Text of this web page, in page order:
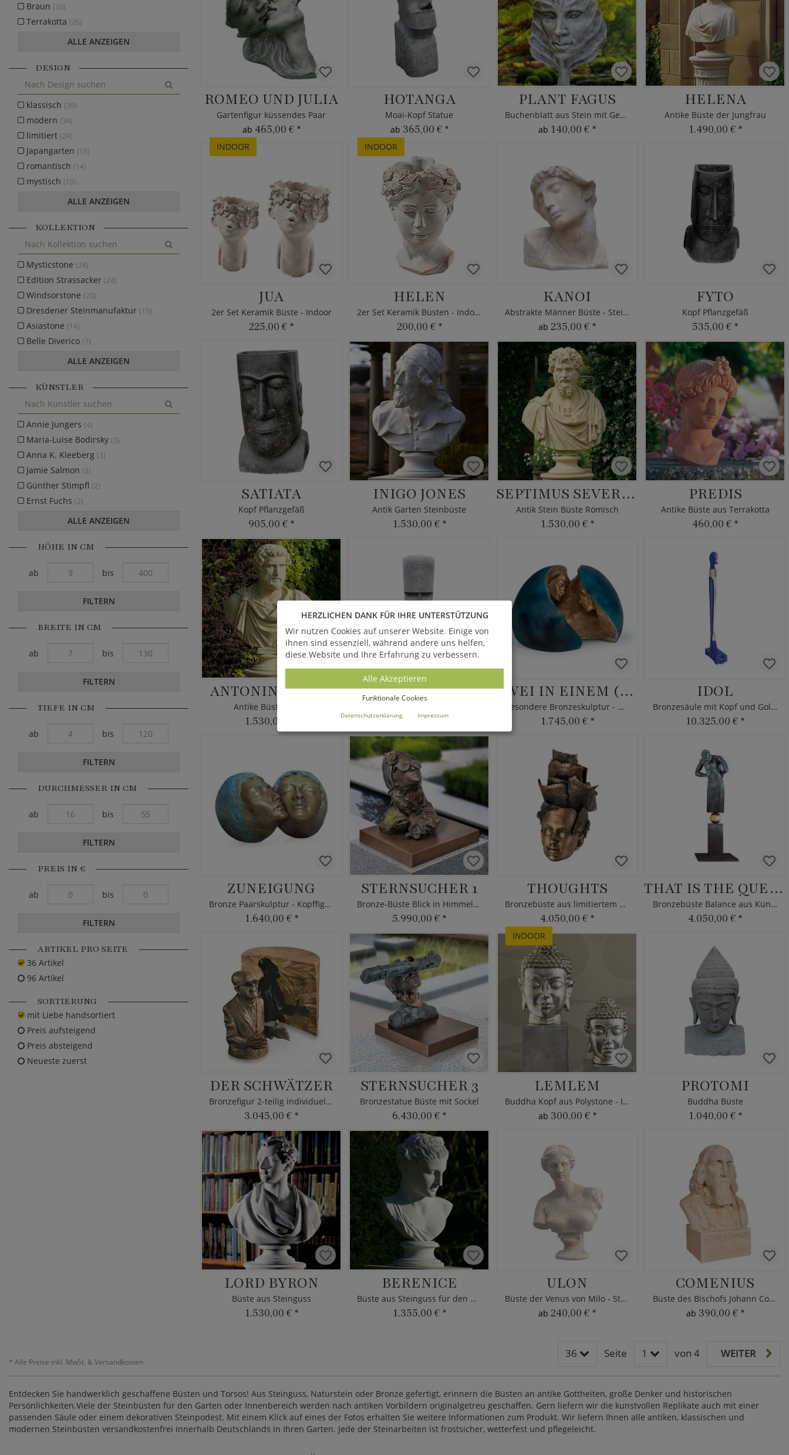
ROMEO UND JULIA
Gartenfigur küssendes Paar
ab 465,00 € *
HOTANGA
Moai-Kopf Statue
ab 365,00 € *
PLANT FAGUS
Buchenblatt aus Stein mit Gesicht
ab 140,00 € *
HELENA
Antike Büste der Jungfrau
1.490,00 € *
INDOOR
JUA
2er Set Keramik Büste - Indoor
225,00 € *
INDOOR
HELEN
2er Set Keramik Büsten - Indoor
200,00 € *
KANOI
Abstrakte Männer Büste - Steinguss
ab 235,00 € *
FYTO
Kopf Pflanzgefäß
535,00 € *
SATIATA
Kopf Pflanzgefäß
905,00 € *
INIGO JONES
Antik Garten Steinbüste
1.530,00 € *
SEPTIMUS SEVERUS
Antik Stein Büste Römisch
1.530,00 € *
PREDIS
Antike Büste aus Terrakotta
460,00 € *
ANTONINUS PIUS
Antike Büste Replik
1.530,00 €
ARONUI
ab
495,00 € *
ZWEI IN EINEM (2-TEILIG)
Besondere Bronzeskulptur - Designerlimitation
1.745,00 € *
IDOL
Bronzesäule mit Kopf und Goldapplikation
10.325,00 € *
ZUNEIGUNG
Bronze Paarskulptur - Kopffiguren - Limitierung
1.640,00 € *
STERNSUCHER 1
Bronze-Büste Blick in Himmel inkl. Sockel
5.990,00 € *
THOUGHTS
Bronzebüste aus limitiertem Handwerk
4.050,00 € *
THAT IS THE QUESTION
Bronzebüste Balance aus Künstleredition
4.050,00 € *
DER SCHWÄTZER
Bronzefigur 2-teilig individuell kombinierbar
3.045,00 € *
STERNSUCHER 3
Bronzestatue Büste mit Sockel
6.430,00 € *
INDOOR
LEMLEM
Buddha Kopf aus Polystone - Indoor
ab 300,00 € *
PROTOMI
Buddha Büste
1.040,00 € *
LORD BYRON
Büste aus Steinguss
1.530,00 € *
BERENICE
Büste aus Steinguss für den Garten
1.355,00 € *
ULON
Büste der Venus von Milo - Steinguss
ab 240,00 € *
COMENIUS
Büste des Bischofs Johann Comenius
ab 390,00 € *
Braun (30)
Terrakotta (26)
ALLE ANZEIGEN
DESIGN
klassisch (39)
modern (34)
limitiert (24)
Japangarten (15)
romantisch (14)
mystisch (10)
ALLE ANZEIGEN
KOLLEKTION
Mysticstone (24)
Edition Strassacker (24)
Windsorstone (20)
Dresdener Steinmanufaktur (15)
Asiastone (14)
Belle Diverico (7)
ALLE ANZEIGEN
KÜNSTLER
Annie Jungers (4)
Maria-Luise Bodirsky (3)
Anna K. Kleeberg (3)
Jamie Salmon (3)
Günther Stimpfl (2)
Ernst Fuchs (2)
ALLE ANZEIGEN
HÖHE IN CM
ab bis
FILTERN
BREITE IN CM
ab bis
FILTERN
TIEFE IN CM
ab bis
FILTERN
DURCHMESSER IN CM
ab bis
FILTERN
PREIS IN €
ab bis
FILTERN
ARTIKEL PRO SEITE
36 Artikel
96 Artikel
SORTIERUNG
mit Liebe handsortiert
Preis aufsteigend
Preis absteigend
Neueste zuerst
* Alle Preise inkl. MwSt. & Versandkosten
36 Seite 1 von 4 WEITER
Entdecken Sie handwerklich geschaffene Büsten und Torsos! Aus Steinguss, Naturstein oder Bronze gefertigt, erinnern die Büsten an antike Gottheiten, große Denker und historischen
Persönlichkeiten.Viele der Steinbüsten für den Garten oder Innenbereich werden nach antiken Vorbildern originalgetreu geschaffen. Gern liefern wir die kunstvollen Replikate auch mit einer
passenden Säule oder einem dekorativen Steinpodest. Mit einem Klick auf eines der Fotos erhalten Sie weitere Informationen zum Produkt. Wir liefern Ihnen alle antiken, klassischen und
modernen Steinbüsten versandkostenfrei innerhalb Deutschlands in Ihren Garten. Jede der Steinarbeiten ist frostsicher, wetterfest und pflegeleicht.
HERZLICHEN DANK FÜR IHRE UNTERSTÜTZUNG
Wir nutzen Cookies auf unserer Website. Einige von
ihnen sind essenziell, während andere uns helfen,
diese Website und Ihre Erfahrung zu verbessern.
Alle Akzeptieren
Funktionale Cookies
Datenschutzerklärung Impressum